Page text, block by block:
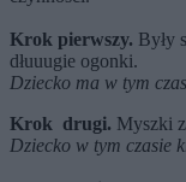
Krok pierwszy. Były
dłuuugie ogonki.
Dziecko ma w tym
Krok drugi. Myszki
Dziecko w tym czasie